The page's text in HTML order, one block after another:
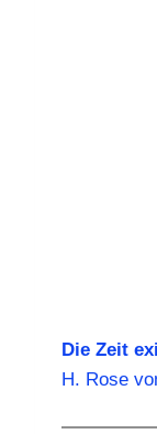
Die Zeit
H. Rose